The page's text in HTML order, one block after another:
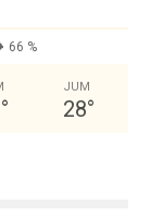
66 %
°
JUM
28°